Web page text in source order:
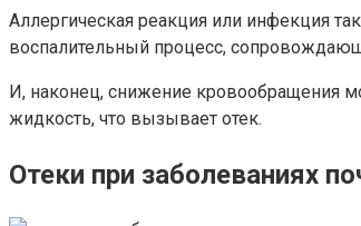
Аллергическая реакция или инфекция
воспалительный процесс,
И, наконец, снижение кровообращения
жидкость, что вызывает отек.
Отеки при заболеваниях